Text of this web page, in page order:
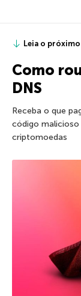
Leia o próximo
Como
DNS
Receba o que
código
criptomoedas